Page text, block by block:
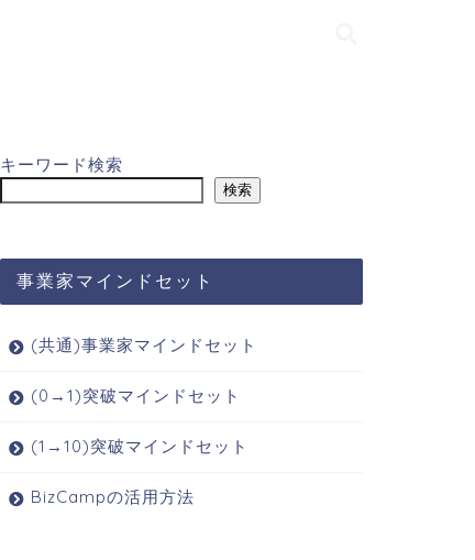
キーワード検索
検索
事業家マインドセット
(共通)事業家マインドセット
(0→1)突破マインドセット
(1→10)突破マインドセット
BizCampの活用方法